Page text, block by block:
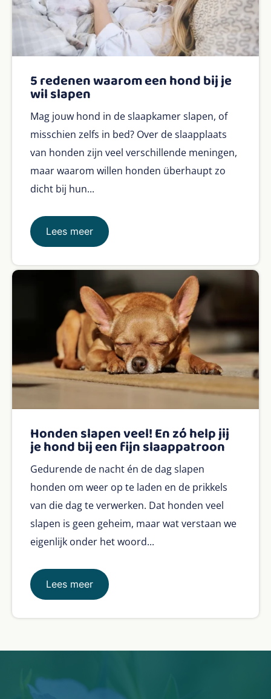
5 redenen waarom een hond bij je
wil slapen
Mag jouw hond in de slaapkamer slapen, of
misschien zelfs in bed? Over de slaapplaats
van honden zijn veel verschillende meningen,
maar waarom willen honden überhaupt zo
dicht bij hun...
Lees meer
Honden slapen veel! En zó help jij
je hond bij een fijn slaappatroon
Gedurende de nacht én de dag slapen
honden om weer op te laden en de prikkels
van die dag te verwerken. Dat honden veel
slapen is geen geheim, maar wat verstaan we
eigenlijk onder het woord...
Lees meer